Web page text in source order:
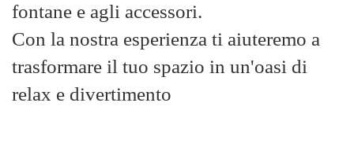
Acqua SPA - Vendita
terra, Centri
fontane e agli accessori.
Con la nostra esperienza ti aiuteremo a
trasformare il tuo spazio in un'oasi di
relax e divertimento